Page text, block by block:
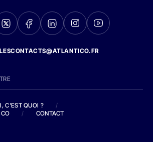
C'EST QUOI ?
/
/ CONTACT